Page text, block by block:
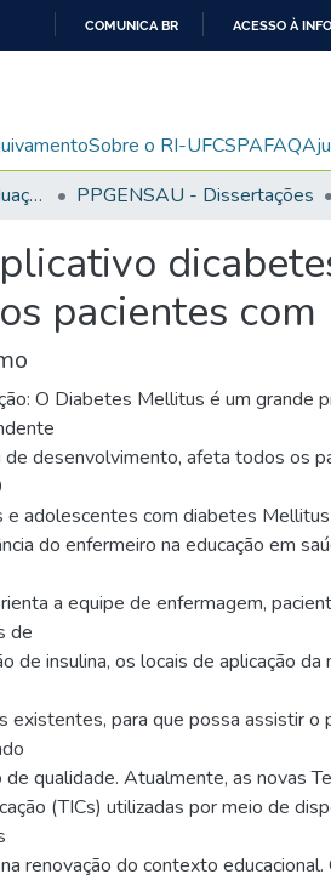
CONTEÚDO
COMUNICA BR ACESSO À
Sobre o RI-UFCSPAFAQ
Programa de Pós-Graduação em Ensino na Saúde PPGENSAU - Dissertações
pacientes
O Diabetes Mellitus é um grande
de desenvolvimento, afeta todos os
e adolescentes com diabetes
do enfermeiro na educação em
a equipe de enfermagem,
de
de insulina, os locais de aplicação
existentes, para que possa assistir o
de qualidade. Atualmente, as novas
(TICs) utilizadas por meio de
renovação do contexto